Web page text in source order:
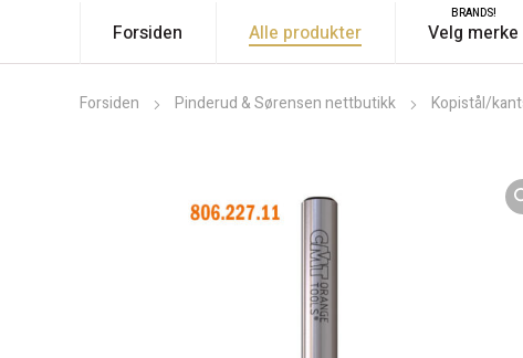
Forsiden Alle produkter Velg merke
BRANDS!
Forsiden Pinderud & Sørensen nettbutikk Kopistål/